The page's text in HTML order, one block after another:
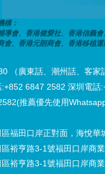
構：
導會、香港健愛社、香港信義
、香港元朗商會、香港移植運
（廣東話、潮州話、客家
6847 2582 深圳電
推薦優先使用
福田口岸正對面，海悅華
裕亨路3-1號福田口岸商
裕亨路3-1號福田口岸商